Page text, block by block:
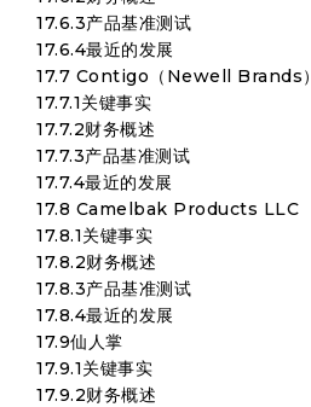
17.6.3产品基准测试
17.6.4最近的发展
17.7 Contigo（Newell Brands）
17.7.1关键事实
17.7.2财务概述
17.7.3产品基准测试
17.7.4最近的发展
17.8 Camelbak Products LLC
17.8.1关键事实
17.8.2财务概述
17.8.3产品基准测试
17.8.4最近的发展
17.9仙人掌
17.9.1关键事实
17.9.2财务概述